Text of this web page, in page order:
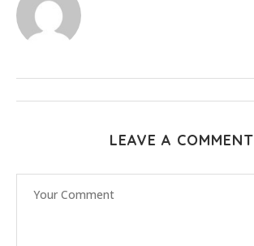
LEAVE A COMMENT